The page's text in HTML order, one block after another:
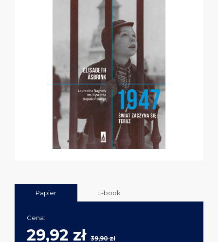
Papier E-book
Cena:
29,92 zł 39,90 zł